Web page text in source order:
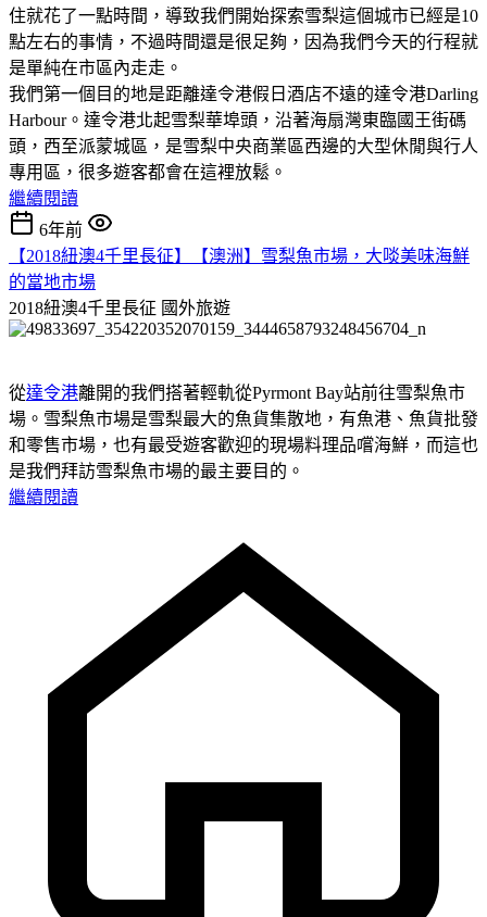
住就花了一點時間，導致我們開始探索雪梨這個城市已經是10
點左右的事情，不過時間還是很足夠，因為我們今天的行程就
是單純在市區內走走。
我們第一個目的地是距離達令港假日酒店不遠的達令港Darling
Harbour。達令港北起雪梨華埠頭，沿著海扇灣東臨國王街碼
頭，西至派蒙城區，是雪梨中央商業區西邊的大型休閒與行人
專用區，很多遊客都會在這裡放鬆。
繼續閱讀
6年前
【2018紐澳4千里長征】【澳洲】雪梨魚市場，大啖美味海鮮
的當地市場
2018紐澳4千里長征 國外旅遊
從達令港離開的我們搭著輕軌從Pyrmont Bay站前往雪梨魚市
場。雪梨魚市場是雪梨最大的魚貨集散地，有魚港、魚貨批發
和零售市場，也有最受遊客歡迎的現場料理品嚐海鮮，而這也
是我們拜訪雪梨魚市場的最主要目的。
繼續閱讀